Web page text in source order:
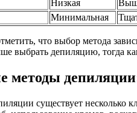
Низкая
Минимальная
что выбор метода
выбрать депиляцию, тогда
методы
существует несколько